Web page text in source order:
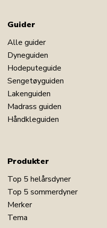
Guider
Alle guider
Dyneguiden
Hodeputeguide
Sengetøyguiden
Lakenguiden
Madrass guiden
Håndkleguiden
Produkter
Top 5 helårsdyner
Top 5 sommerdyner
Merker
Tema